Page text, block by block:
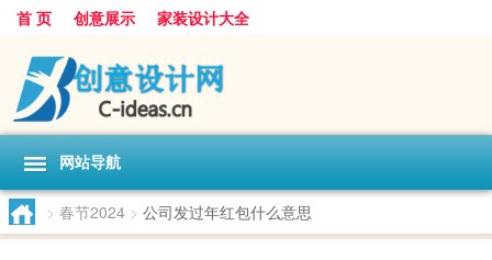
首 页 创意展示 家装设计大全
网站导航
> 春节2024 > 公司发过年红包什么意思